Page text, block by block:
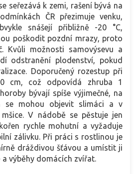
seřezává k zemi, rašení bývá na
ČR přezimuje venku,
snášejí přibližně -20 °C,
poškodit pozdní mrazy, proto
Kvůli možnosti samovýsevu a
odstranění plodenství, pokud
Doporučený rozestup při
cm, což odpovídá zhruba 1
bývají spíše výjimečné, na
se mohou objevit slimáci a v
V nádobě se pěstuje jen
rychle mohutní a vyžaduje
zálivku. Při práci s rostlinou je
dráždivou šťávou a umístit ji
výběhy domácích zvířat.